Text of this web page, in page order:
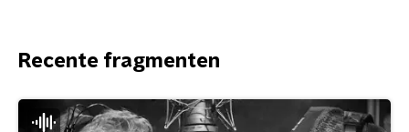
Recente fragmenten